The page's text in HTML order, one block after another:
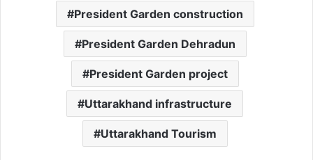
President Garden construction
President Garden Dehradun
President Garden project
Uttarakhand infrastructure
Uttarakhand Tourism